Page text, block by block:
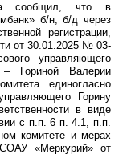
сообщил, что в
б/н, б/д через
регистрации,
от 30.01.2025 № 03-
управляющего
Гориной Валерии
единогласно
Горину
в виде
с п.п. 6 п. 4.1, п.п.
комитете и мерах
СОАУ «Меркурий» от